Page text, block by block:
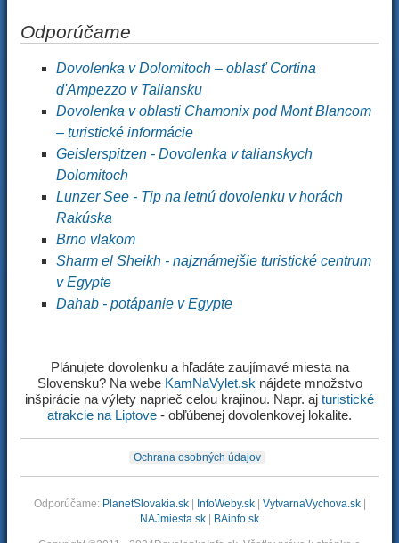
Odporúčame
Dovolenka v Dolomitoch – oblasť Cortina
d'Ampezzo v Taliansku
Dovolenka v oblasti Chamonix pod Mont Blancom
– turistické informácie
Geislerspitzen - Dovolenka v talianskych
Dolomitoch
Lunzer See - Tip na letnú dovolenku v horách
Rakúska
Brno vlakom
Sharm el Sheikh - najznámejšie turistické centrum
v Egypte
Dahab - potápanie v Egypte
Plánujete dovolenku a hľadáte zaujímavé miesta na
Slovensku? Na webe KamNaVylet.sknájdete množstvo
inšpirácie na výlety naprieč celou krajinou. Napr. aj turistické
atrakcie na Liptove - obľúbenej dovolenkovej lokalite.
Ochrana osobných údajov
Odporúčame: PlanetSlovakia.sk| InfoWeby.sk| VytvarnaVychova.sk|
NAJmiesta.sk
BAinfo.sk